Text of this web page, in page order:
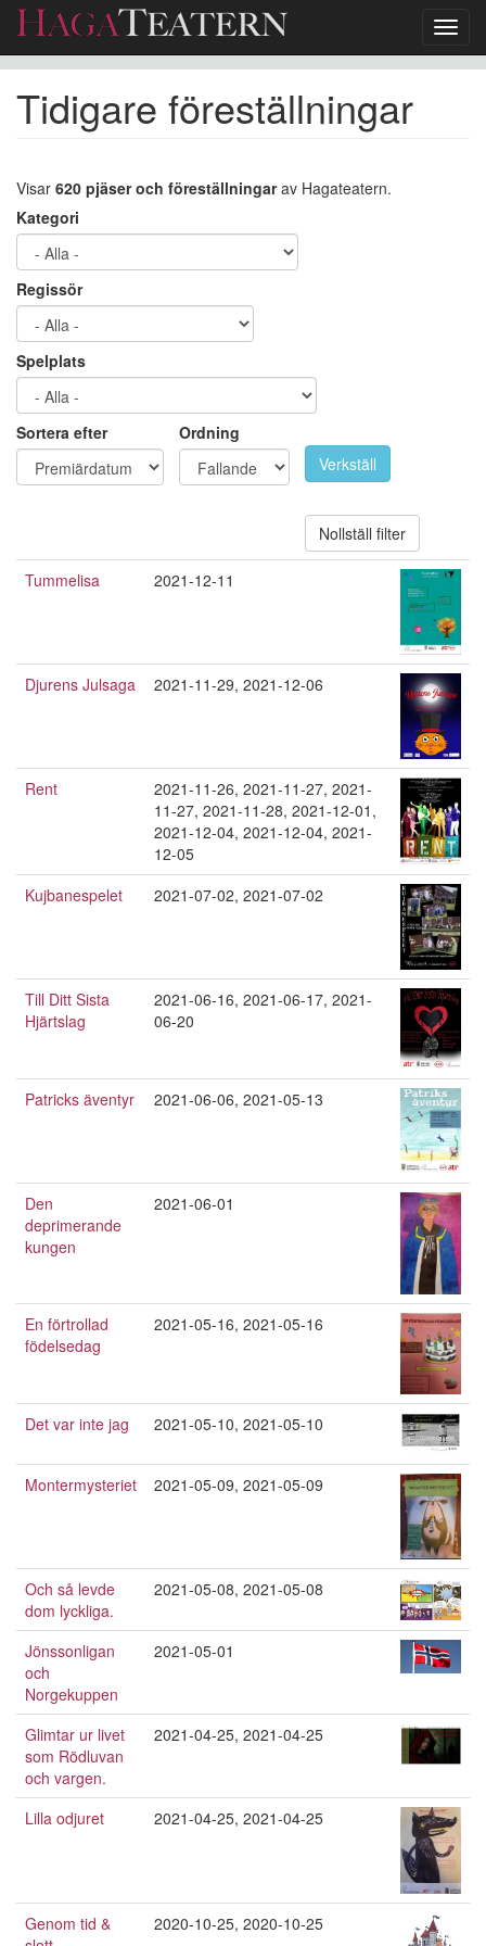
huvudinnehåll
Tidigare föreställningar
Visar 620 pjäser och föreställningarav Hagateatern.
Kategori
Regissör
Spelplats
Sortera efter
Ordning
Verkställ
Nollställ filter
Tummelisa 2021-12-11
Djurens Julsaga 2021-11-29, 2021-12-06
Rent 2021-11-26, 2021-11-27, 2021-
11-27, 2021-11-28, 2021-12-01 ,
2021-12-04, 2021-12-04, 2021-
12-05
Kujbanespelet
2021-07-02, 2021-07-02
Till Ditt Sista
Hjärtslag
2021-06-16, 2021-06-17, 2021-
06-20
Patricks äventyr 2021-06-06, 2021-05-13
Den
deprimerande
kungen
2021-06-01
En förtrollad
födelsedag
2021-05-16, 2021-05-16
Det var inte jag 2021-05-10, 2021-05-10
Montermysteriet 2021-05-09, 2021-05-09
Och så levde
dom lyckliga.
2021-05-08, 2021-05-08
Jönssonligan
och
Norgekuppen
2021-05-01
Glimtar ur livet
som Rödluvan
och vargen.
2021-04-25, 2021-04-25
Lilla odjuret 2021-04-25, 2021-04-25
Genom tid &
2020-10-25, 2020-10-25